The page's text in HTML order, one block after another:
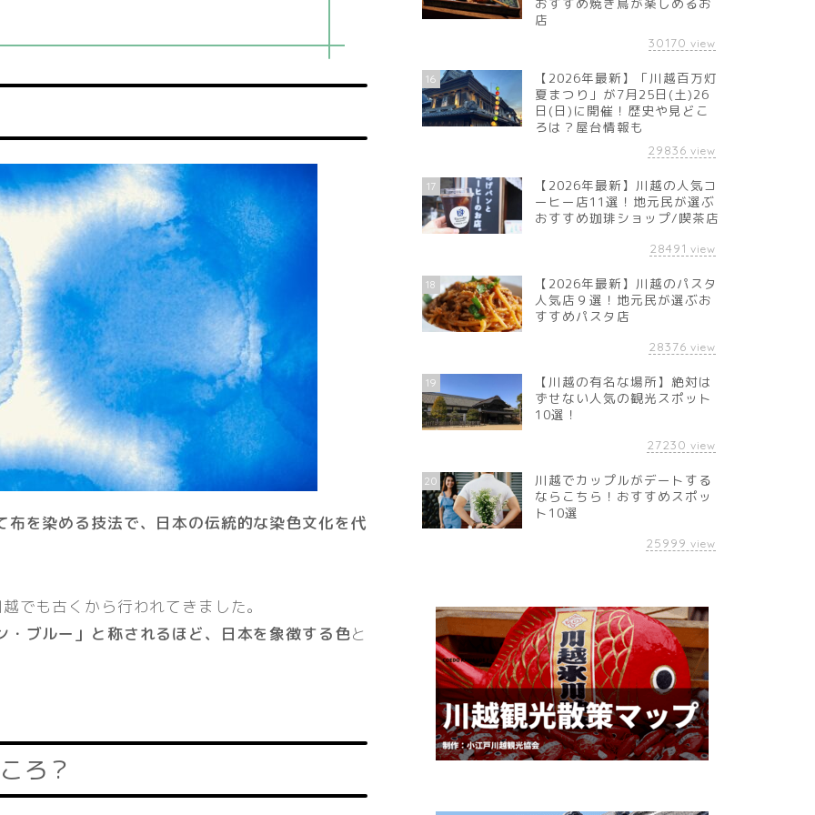
布を染める技法で、日本の伝統的な染色文化を代
でも古くから行われてきました。
・ブルー」と称されるほど、日本を象徴する色と
ろ？
おすすめ焼き鳥が楽しめるお
店
30170 view
16
【2026年最新】「川越百万灯
夏まつり」が7月25日(土)26
日(日)に開催！歴史や見どこ
ろは？屋台情報も
29836 view
17
【2026年最新】川越の人気コ
ーヒー店11選！地元民が選ぶ
おすすめ珈琲ショップ/喫茶店
28491 view
18
【2026年最新】川越のパスタ
人気店９選！地元民が選ぶお
すすめパスタ店
28376 view
19
【川越の有名な場所】絶対は
ずせない人気の観光スポット
10選！
27230 view
20
川越でカップルがデートする
ならこちら！おすすめスポッ
ト10選
25999 view